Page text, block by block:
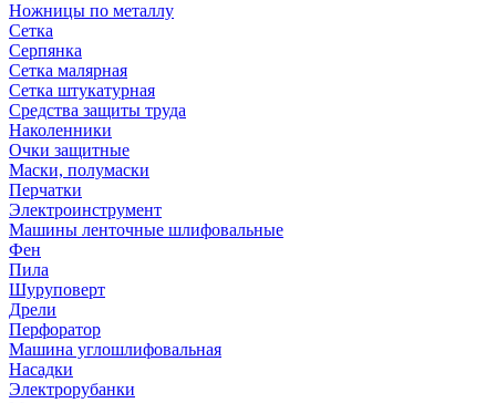
Ножницы по металлу
Сетка
Серпянка
Сетка малярная
Сетка штукатурная
Средства защиты труда
Наколенники
Очки защитные
Маски, полумаски
Перчатки
Электроинструмент
Машины ленточные шлифовальные
Фен
Пила
Шуруповерт
Дрели
Перфоратор
Машина углошлифовальная
Насадки
Электрорубанки